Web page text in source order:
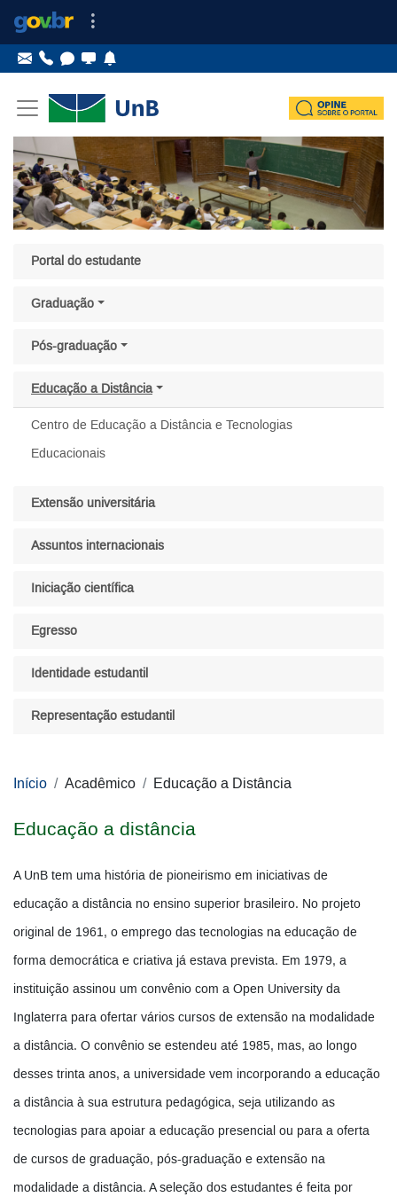
Portal do estudante
Graduação
Pós-graduação
Educação a Distância
Centro de Educação a Distância e Tecnologias
Educacionais
Extensão universitária
Assuntos internacionais
Iniciação científica
Egresso
Identidade estudantil
Representação estudantil
Início Acadêmico Educação a Distância
Educação a distância
A UnB tem uma história de pioneirismo em iniciativas de
educação a distância no ensino superior brasileiro. No projeto
original de 1961, o emprego das tecnologias na educação de
forma democrática e criativa já estava prevista. Em 1979, a
instituição assinou um convênio com a Open University da
Inglaterra para ofertar vários cursos de extensão na modalidade
a distância. O convênio se estendeu até 1985, mas, ao longo
desses trinta anos, a universidade vem incorporando a educação
a distância à sua estrutura pedagógica, seja utilizando as
tecnologias para apoiar a educação presencial ou para a oferta
de cursos de graduação, pós-graduação e extensão na
modalidade a distância. A seleção dos estudantes é feita por